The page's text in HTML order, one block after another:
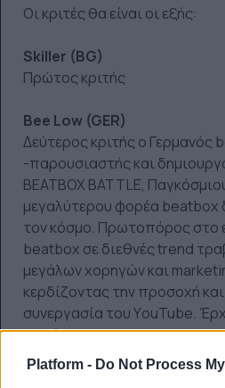
Platform - Do Not Process
Οι κριτές θα είναι οι εξής:
Skiller (BG)
Πρώτος κριτής
Bee Low (GER)
Δεύτερος κριτής ο Γερμανός
-παρουσιαστής και
BEATBOX BATTLE,
μεγαλύτερου φορέα beatbox
τον κόσμο. Πρωτοπόρος στο
beatbox σε διεθνές trend
μεγάλων χορηγών και
κερδίζοντας την προσοχή
συνεργασία του ΥouTube.
τη χώρα μας.